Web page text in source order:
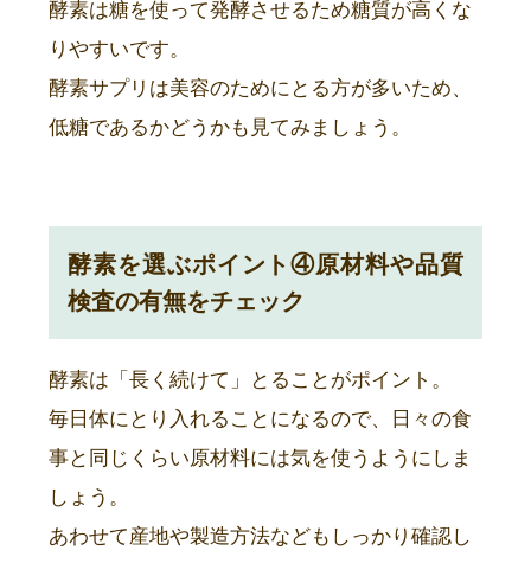
酵素は糖を使って発酵させるため糖質が高くな
りやすいです。
酵素サプリは美容のためにとる方が多いため、
低糖であるかどうかも見てみましょう。
酵素を選ぶポイント④原材料や品質
検査の有無をチェック
酵素は「長く続けて」とることがポイント。
毎日体にとり入れることになるので、日々の食
事と同じくらい原材料には気を使うようにしま
しょう。
あわせて産地や製造方法などもしっかり確認し